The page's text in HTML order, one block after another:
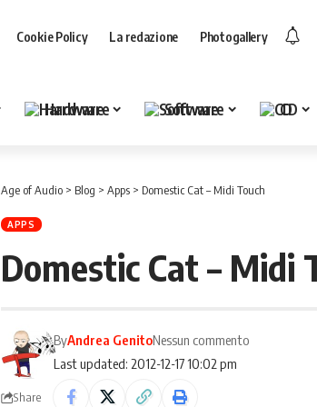
Cookie Policy La redazione Photogallery
Hardware Software CD
Age of Audio > Blog > Apps > Domestic Cat – Midi Touch
APPS
Domestic Cat – Midi
Last updated: 2012-12-17 10:02 pm
ByAndrea GenitoNessun commento
Share